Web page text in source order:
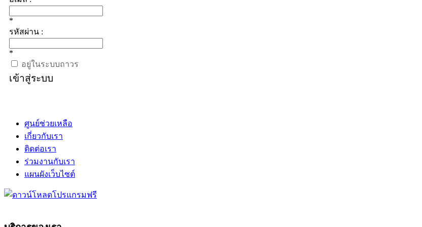
*
รหัสผ่าน :
*
อยู่ในระบบถาวร
เข้าสู่ระบบ
ศูนย์ช่วยเหลือ
เกี่ยวกับเรา
ติดต่อเรา
ร่วมงานกับเรา
แผนผังเว็บไซต์